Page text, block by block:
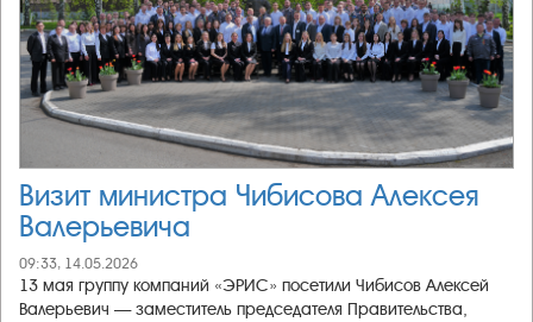
Визит министра Чибисова Алексея
Валерьевича
09:33, 14.05.2026
13 мая группу компаний «ЭРИС» посетили Чибисов Алексей
Валерьевич — заместитель председателя Правительства,